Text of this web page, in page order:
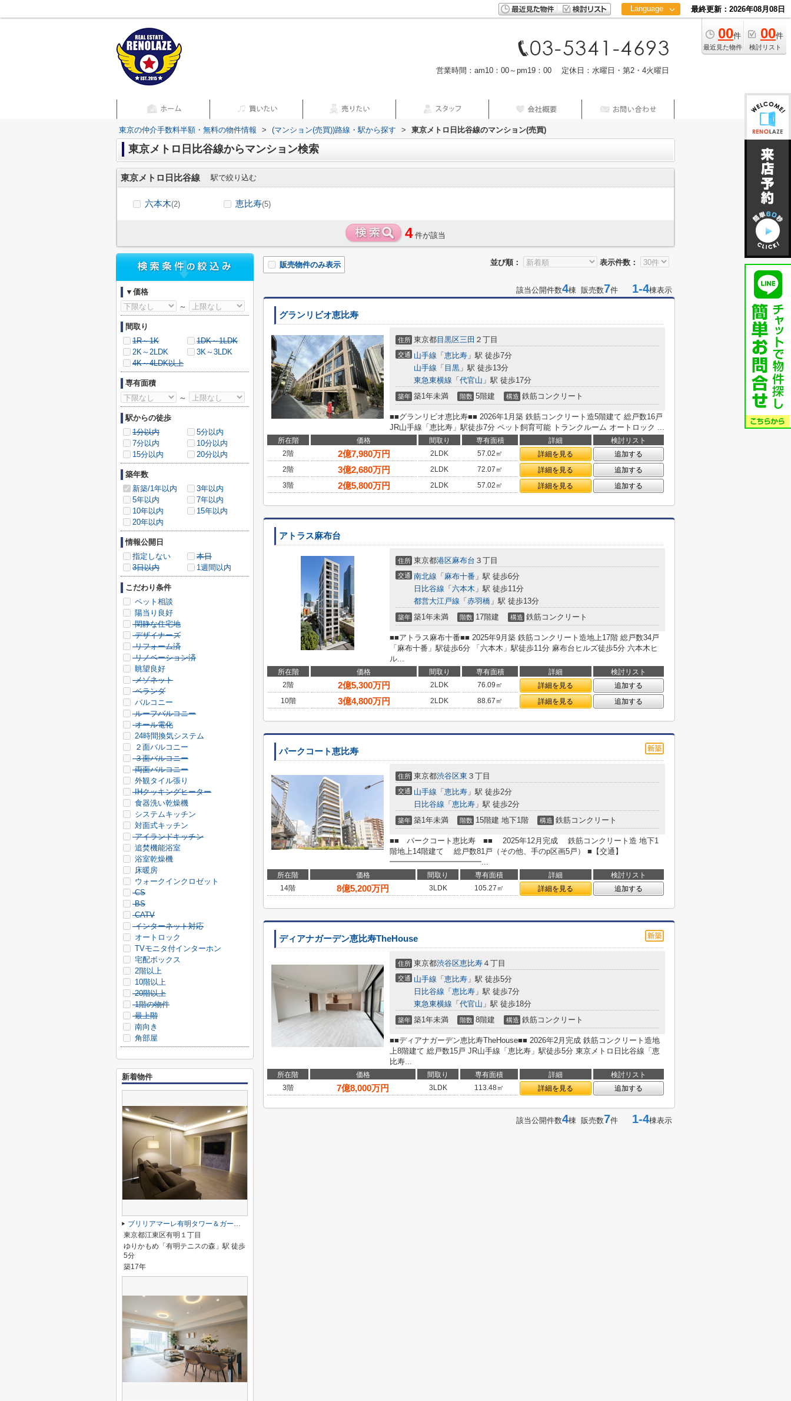
Language
中文
最終更新：2026年08月08日
00件
最近見た物件
00件
検討リスト
営業時間：am10：00～pm19：00 定休日：水曜日・第2・4火曜日
東京の仲介手数料半額・無料の物件情報 > (マンション(売買))路線・駅から探す > 東京メトロ日比谷線のマンション(売買)
東京メトロ日比谷線からマンション検索
東京メトロ日比谷線 駅で絞り込む
六本木(2) 恵比寿(5)
4 件が該当
並び順： 表示件数：
販売物件のみ表示
該当公開件数4棟 販売数7件 1-4棟表示
グランリビオ恵比寿
住所 東京都目黒区三田 ２丁目
交通 山手線 「 恵比寿 」駅 徒歩7分
山手線 「 目黒 」駅 徒歩13分
東急東横線 「 代官山 」駅 徒歩17分
築年 築1年未満 階数 5階建 構造 鉄筋コンクリート
■■グランリビオ恵比寿■■ 2026年1月築 鉄筋コンクリート造5階建て 総戸数16戸
JR山手線「恵比寿」駅徒歩7分 ペット飼育可能 トランクルーム オートロック ...
所在階 価格 間取り 専有面積 詳細
検討リスト
2階
2億7,980万円 2LDK 57.02㎡ 詳細を見る
追加する
2階
3億2,680万円 2LDK 72.07㎡ 詳細を見る
追加する
3階
2億5,800万円 2LDK 57.02㎡ 詳細を見る 追加する
アトラス麻布台
住所 東京都港区麻布台 ３丁目
交通 南北線 「 麻布十番 」駅 徒歩6分
日比谷線 「 六本木 」駅 徒歩11分
都営大江戸線 「 赤羽橋 」駅 徒歩13分
築年 築1年未満 階数 17階建 構造 鉄筋コンクリート
■■アトラス麻布十番■■ 2025年9月築 鉄筋コンクリート造地上17階 総戸数34戸
「麻布十番」駅徒歩6分 「六本木」駅徒歩11分 麻布台ヒルズ徒歩5分 六本木ヒ
ル...
所在階 価格 間取り 専有面積 詳細
検討リスト
2階
2億5,300万円 2LDK 76.09㎡ 詳細を見る
追加する
10階
3億4,800万円 2LDK 88.67㎡ 詳細を見る 追加する
パークコート恵比寿
住所 東京都渋谷区東 ３丁目
交通 山手線 「 恵比寿 」駅 徒歩2分
日比谷線 「 恵比寿 」駅 徒歩2分
築年 築1年未満 階数 15階建 地下1階 構造 鉄筋コンクリート
■■ パークコート恵比寿 ■■ 2025年12月完成 鉄筋コンクリート造 地下1
階地上14階建て 総戸数81戸（その他、手のp区画5戸） ■【交通】
━━━━━━━━━━━━...
所在階 価格 間取り 専有面積 詳細
検討リスト
14階
8億5,200万円 3LDK 105.27㎡ 詳細を見る 追加する
ディアナガーデン恵比寿TheHouse
住所 東京都渋谷区恵比寿 ４丁目
交通 山手線 「 恵比寿 」駅 徒歩5分
日比谷線 「 恵比寿 」駅 徒歩7分
東急東横線 「 代官山 」駅 徒歩18分
築年 築1年未満 階数 8階建 構造 鉄筋コンクリート
■■ディアナガーデン恵比寿TheHouse■■ 2026年2月完成 鉄筋コンクリート造地
上8階建て 総戸数15戸 JR山手線「恵比寿」駅徒歩5分 東京メトロ日比谷線「恵
比寿...
所在階 価格 間取り 専有面積 詳細
検討リスト
3階
7億8,000万円 3LDK 113.48㎡ 詳細を見る 追加する
該当公開件数4棟 販売数7件 1-4棟表示
▼価格
～
間取り
1R～1K
1DK～1LDK
2K～2LDK
3K～3LDK
4K～4LDK以上
専有面積
～
駅からの徒歩
1分以内
5分以内
7分以内
10分以内
15分以内
20分以内
築年数
新築/1年以内
3年以内
5年以内
7年以内
10年以内
15年以内
20年以内
情報公開日
指定しない
本日
3日以内
1週間以内
こだわり条件
ペット相談
陽当り良好
閑静な住宅地
デザイナーズ
リフォーム済
リノベーション済
眺望良好
メゾネット
ベランダ
バルコニー
ルーフバルコニー
オール電化
24時間換気システム
２面バルコニー
３面バルコニー
両面バルコニー
外観タイル張り
IHクッキングヒーター
食器洗い乾燥機
システムキッチン
対面式キッチン
アイランドキッチン
追焚機能浴室
浴室乾燥機
床暖房
ウォークインクロゼット
CS
BS
CATV
インターネット対応
オートロック
TVモニタ付インターホン
宅配ボックス
2階以上
10階以上
20階以上
1階の物件
最上階
南向き
角部屋
新着物件
ブリリアマーレ有明タワー＆ガーデン
東京都江東区有明１丁目
ゆりかもめ「有明テニスの森」駅 徒歩
5分
築17年